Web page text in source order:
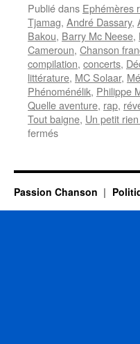
Publié dans Ephémères
Tjamag, André Dassary,
Bakou, Barry Mc Neese,
Cameroun, Chanson
compilation, concerts,
littérature, MC Solaar,
Phénoménélik, Philippe
Quelle aventure, rap,
Tout baigne, Un petit
ferméssur
Passion Chanson